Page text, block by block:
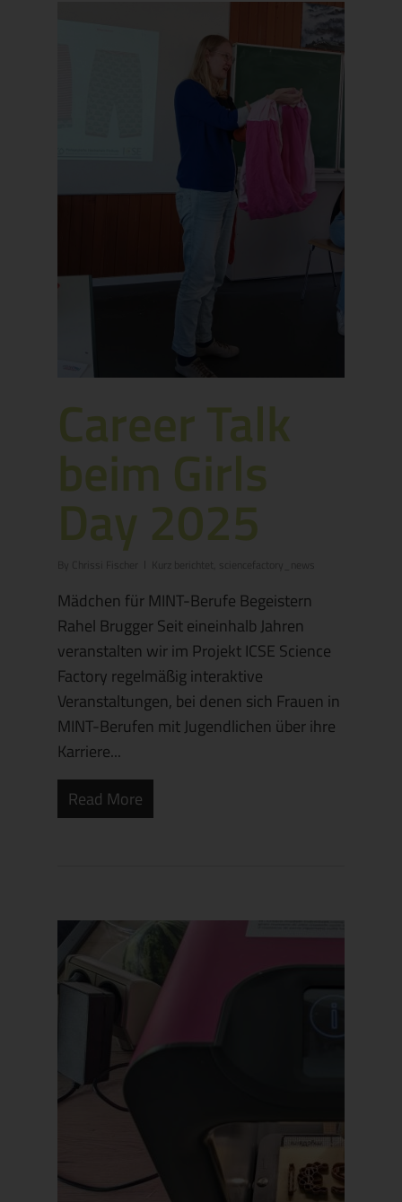
Career Talk
beim Girls
Day 2025
By sciencefactory_news
Mädchen für MINT-Berufe Begeistern
Rahel Brugger Seit eineinhalb Jahren
veranstalten wir im Projekt ICSE Science
Factory regelmäßig interaktive
Veranstaltungen, bei denen sich Frauen in
MINT-Berufen mit Jugendlichen über ihre
Karriere...
Read More